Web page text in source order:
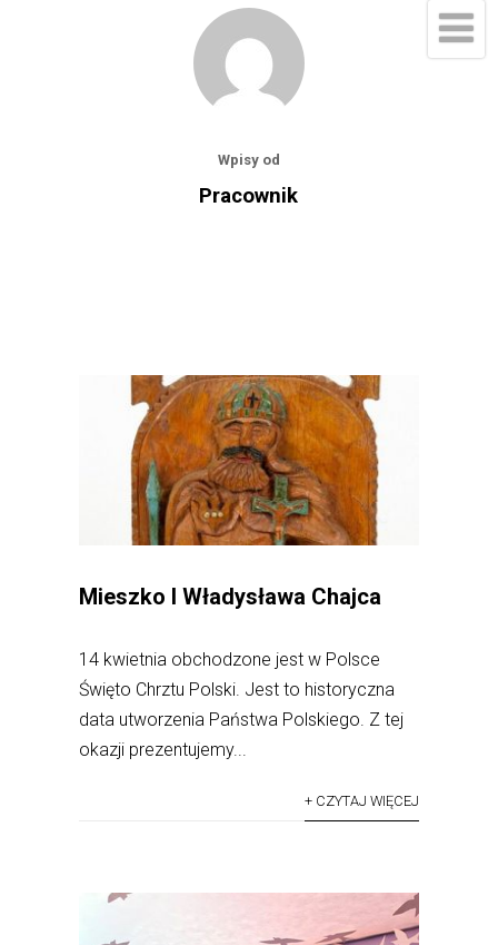
Wpisy od
Pracownik
Mieszko I Władysława Chajca
14 kwietnia obchodzone jest w Polsce
Święto Chrztu Polski. Jest to historyczna
data utworzenia Państwa Polskiego. Z tej
okazji prezentujemy...
+ CZYTAJ WIĘCEJ